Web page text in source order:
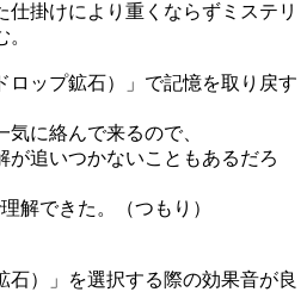
仕掛けにより重くならずミステリ
ロップ鉱石）」で記憶を取り戻す
気に絡んで来るので、
が追いつかないこともあるだろ
解できた。（つもり）
石）」を選択する際の効果音が良